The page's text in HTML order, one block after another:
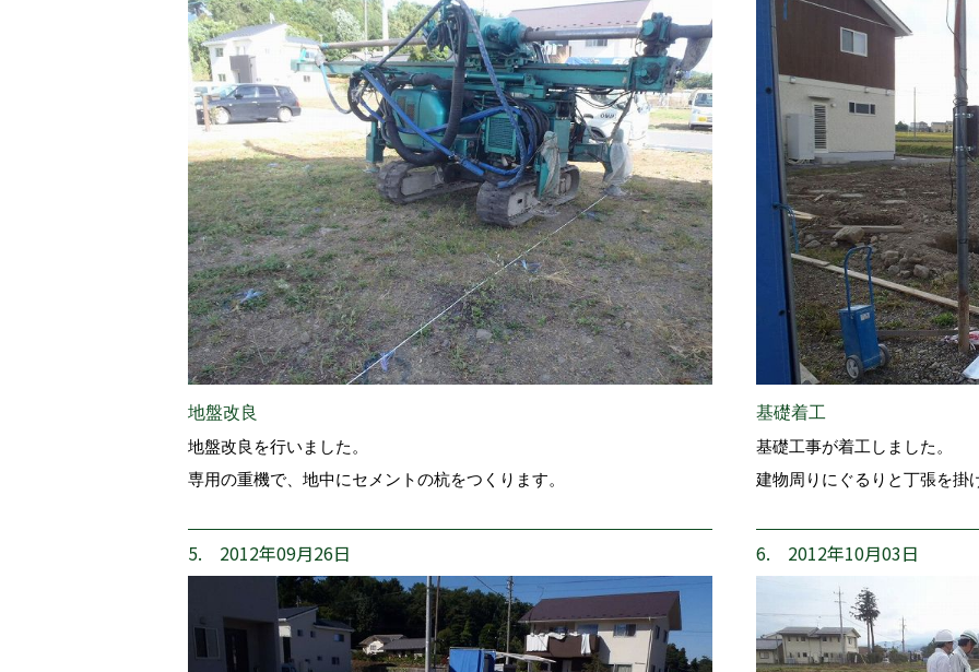
地盤改良
地盤改良を行いました。
専用の重機で、地中にセメントの杭をつくります。
基礎着工
基礎工事が着工しました。
建物周りにぐるりと丁張を掛
5. 2012年09月26日 6. 2012年10月03日